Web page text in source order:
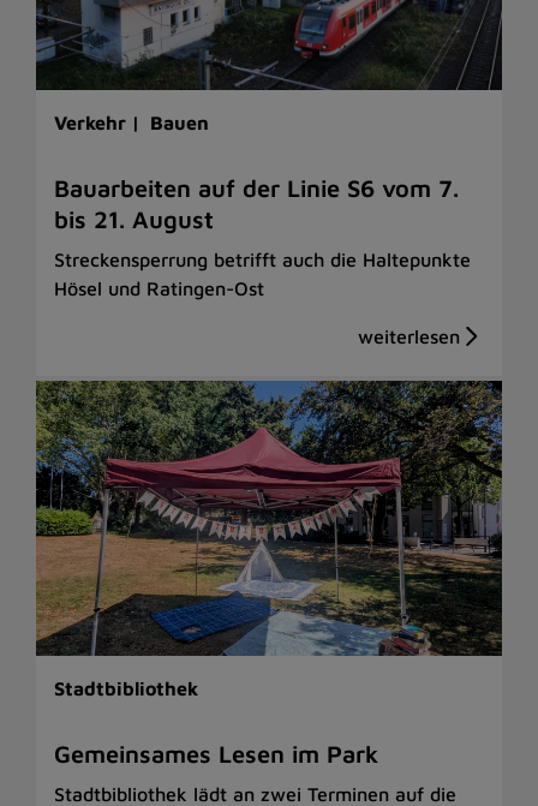
Verkehr | Bauen
Bauarbeiten auf der Linie S6 vom 7.
bis 21. August
Streckensperrung betrifft auch die Haltepunkte
Hösel und Ratingen-Ost
Stadtbibliothek
Gemeinsames Lesen im Park
Stadtbibliothek lädt an zwei Terminen auf die